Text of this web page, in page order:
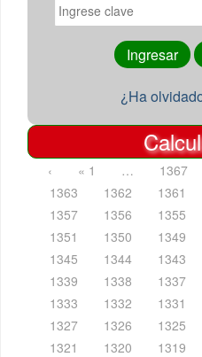
¿Ha
‹ « 1 … 1367
1363
1362 1361
1357
1356 1355
1351
1350 1349
1345
1344 1343
1339
1338 1337
1333
1332 1331
1327
1326 1325
1321
1320 1319